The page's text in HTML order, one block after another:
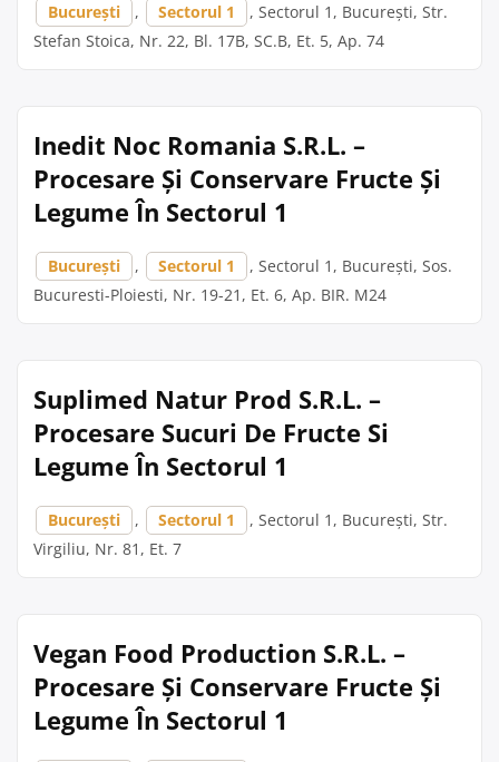
București , Sectorul 1
, Sectorul 1, București, Str.
Stefan Stoica, Nr. 22, Bl. 17B, SC.B, Et. 5, Ap. 74
Inedit Noc Romania S.R.L. –
Procesare Și Conservare Fructe Și
Legume În Sectorul 1
București , Sectorul 1
, Sectorul 1, București, Sos.
Bucuresti-Ploiesti, Nr. 19-21, Et. 6, Ap. BIR. M24
Suplimed Natur Prod S.R.L. –
Procesare Sucuri De Fructe Si
Legume În Sectorul 1
București , Sectorul 1
, Sectorul 1, București, Str.
Virgiliu, Nr. 81, Et. 7
Vegan Food Production S.R.L. –
Procesare Și Conservare Fructe Și
Legume În Sectorul 1